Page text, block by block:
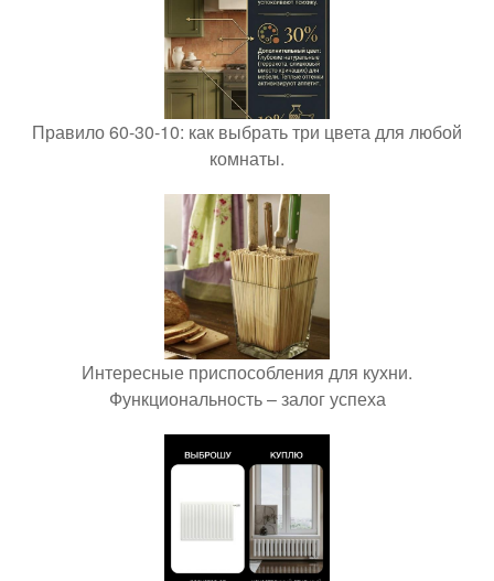
Правило 60-30-10: как выбрать три цвета для любой
комнаты.
Интересные приспособления для кухни.
Функциональность – залог успеха